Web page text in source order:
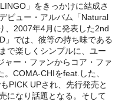
」をきっかけに結成さ
ビュー・アルバム「Natural
、2007年4月に発表した2nd
」では、彼等の持ち味である
で楽しくシンプルに、ユー
ャー・ファンからコア・ファ
COMA-CHIをfeat.した、
PICK UPされ、先行発売と
になり話題となる。そして